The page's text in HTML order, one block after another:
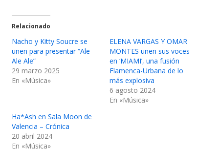
Relacionado
Nacho y Kitty Soucre se
unen para presentar “Ale
Ale Ale”
29 marzo 2025
En «Música»
ELENA VARGAS Y OMAR
MONTES unen sus voces
en ‘MIAMI’, una fusión
Flamenca-Urbana de lo
más explosiva
6 agosto 2024
En «Música»
Ha*Ash en Sala Moon de
Valencia – Crónica
20 abril 2024
En «Música»